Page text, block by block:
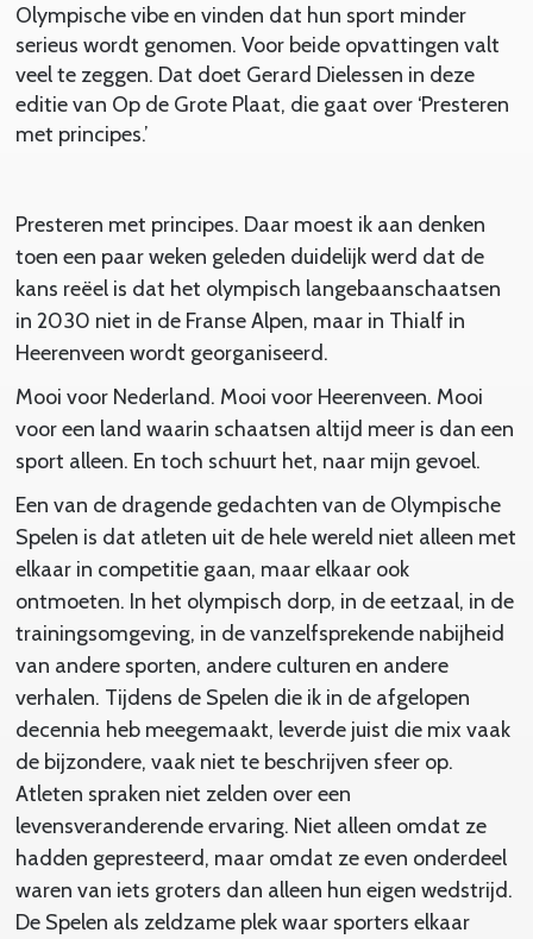
Olympische vibe en vinden dat hun sport minder
serieus wordt genomen. Voor beide opvattingen valt
veel te zeggen. Dat doet Gerard Dielessen in deze
editie van Op de Grote Plaat, die gaat over ‘Presteren
met principes.’
Presteren met principes. Daar moest ik aan denken
toen een paar weken geleden duidelijk werd dat de
kans reëel is dat het olympisch langebaanschaatsen
in 2030 niet in de Franse Alpen, maar in Thialf in
Heerenveen wordt georganiseerd.
Mooi voor Nederland. Mooi voor Heerenveen. Mooi
voor een land waarin schaatsen altijd meer is dan een
sport alleen. En toch schuurt het, naar mijn gevoel.
Een van de dragende gedachten van de Olympische
Spelen is dat atleten uit de hele wereld niet alleen met
elkaar in competitie gaan, maar elkaar ook
ontmoeten. In het olympisch dorp, in de eetzaal, in de
trainingsomgeving, in de vanzelfsprekende nabijheid
van andere sporten, andere culturen en andere
verhalen. Tijdens de Spelen die ik in de afgelopen
decennia heb meegemaakt, leverde juist die mix vaak
de bijzondere, vaak niet te beschrijven sfeer op.
Atleten spraken niet zelden over een
levensveranderende ervaring. Niet alleen omdat ze
hadden gepresteerd, maar omdat ze even onderdeel
waren van iets groters dan alleen hun eigen wedstrijd.
De Spelen als zeldzame plek waar sporters elkaar